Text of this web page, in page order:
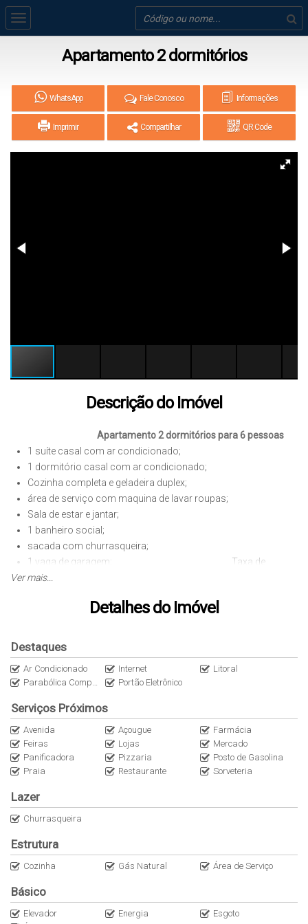
Apartamento 2 dormitórios
WhatsApp Fale Conosco Informações
Imprimir Compartilhar QR Code
Descrição do Imóvel
Apartamento 2 dormitórios para 6 pessoas
1 suíte casal com ar condicionado;
1 dormitório casal com ar condicionado;
Cozinha completa e geladeira duplex;
área de serviço com maquina de lavar roupas;
Sala de estar e jantar;
1 banheiro social;
sacada com churrasqueira;
1 vaga de garagem; Taxa de
limpeza R$ 250,00 reais
Localizado a 180 metros da praia.
Obs: A internet é uma cortesia do imóvel (sem custo/locatário).
Não nos responsabilizamos por quedas e oscilações. O imóvel
não dispõe de roupas de cama, mesa e banho).
Ver mais...
Detalhes do Imóvel
Destaques
Ar Condicionado Internet
Litoral
Parabólica Compartilhada
Portão Eletrônico
Serviços Próximos
Avenida Açougue
Farmácia
Feiras
Lojas
Mercado
Panificadora
Pizzaria
Posto de Gasolina
Praia
Restaurante Sorveteria
Lazer
Churrasqueira
Estrutura
Cozinha Gás Natural Área de Serviço
Básico
Elevador Energia
Esgoto